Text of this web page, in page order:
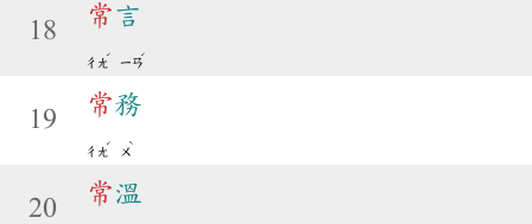
18
常言
ㄔㄤ
ˊ
ㄧㄢ
ˊ
19
常務
ㄔㄤ
ˊ
ㄨ
ˋ
20
常溫